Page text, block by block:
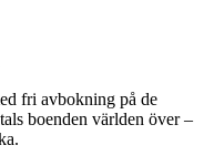
fri avbokning på de
boenden världen över –